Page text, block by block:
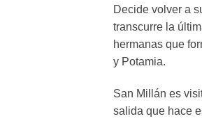
Decide volver a
transcurre la
hermanas que
y Potamia.
San Millán es
salida que hace